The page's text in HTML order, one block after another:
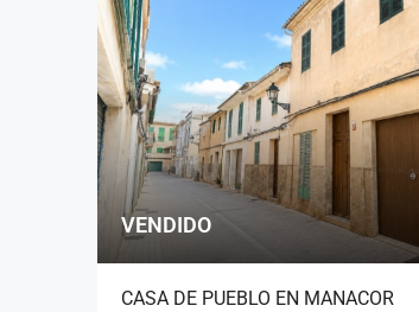
VENDIDO
CASA DE PUEBLO EN MANACOR